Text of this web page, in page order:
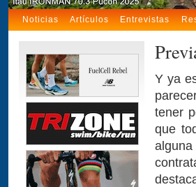
Noticias Artículos Entrevistas
Y ya
tener
que